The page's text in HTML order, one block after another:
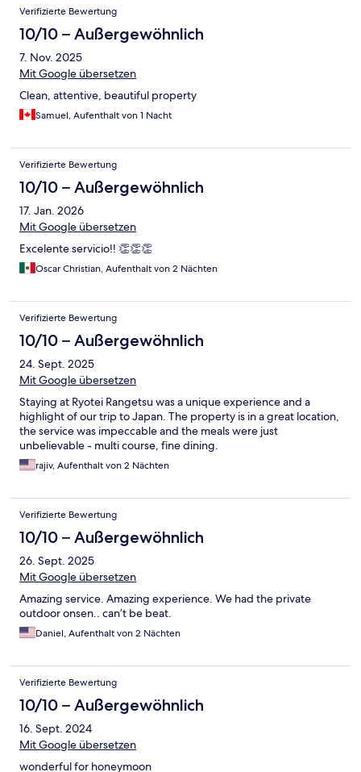
Verifizierte Bewertung
10/10 – Außergewöhnlich
7. Nov. 2025
Mit Google übersetzen
Clean, attentive, beautiful property
Samuel, Aufenthalt von 1 Nacht
Verifizierte Bewertung
10/10 – Außergewöhnlich
17. Jan. 2026
Mit Google übersetzen
Excelente servicio!! 👏👏👏
Oscar Christian, Aufenthalt von 2 Nächten
Verifizierte Bewertung
10/10 – Außergewöhnlich
24. Sept. 2025
Mit Google übersetzen
Staying at Ryotei Rangetsu was a unique experience and a
highlight of our trip to Japan. The property is in a great location,
the service was impeccable and the meals were just
unbelievable - multi course, fine dining.
rajiv, Aufenthalt von 2 Nächten
Verifizierte Bewertung
10/10 – Außergewöhnlich
26. Sept. 2025
Mit Google übersetzen
Amazing service. Amazing experience. We had the private
outdoor onsen.. can’t be beat.
Daniel, Aufenthalt von 2 Nächten
Verifizierte Bewertung
10/10 – Außergewöhnlich
16. Sept. 2024
Mit Google übersetzen
wonderful for honeymoon